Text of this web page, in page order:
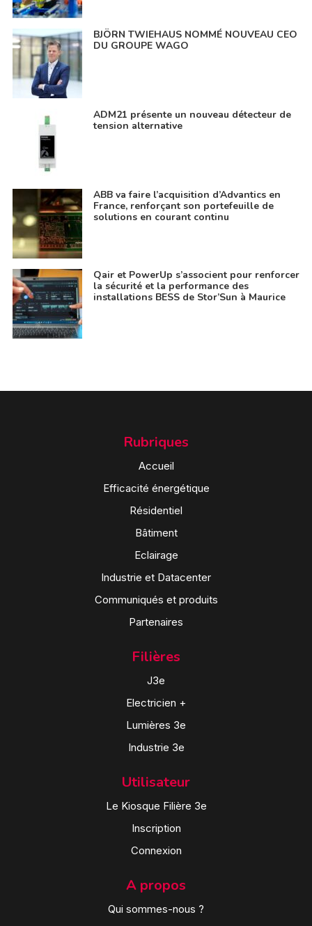
BJÖRN TWIEHAUS NOMMÉ NOUVEAU CEO
DU GROUPE WAGO
ADM21 présente un nouveau détecteur de
tension alternative
ABB va faire l’acquisition d’Advantics en
France, renforçant son portefeuille de
solutions en courant continu
Qair et PowerUp s’associent pour renforcer
la sécurité et la performance des
installations BESS de Stor’Sun à Maurice
Rubriques
Accueil
Efficacité énergétique
Résidentiel
Bâtiment
Eclairage
Industrie et Datacenter
Communiqués et produits
Partenaires
Filières
J3e
Electricien +
Lumières 3e
Industrie 3e
Utilisateur
Le Kiosque Filière 3e
Inscription
Connexion
A propos
Qui sommes-nous ?